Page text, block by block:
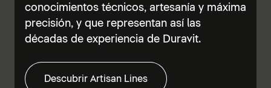
conocimientos técnicos, artesanía y máxima
precisión, y que representan así las
décadas de experiencia de Duravit.
Descubrir Artisan Lines